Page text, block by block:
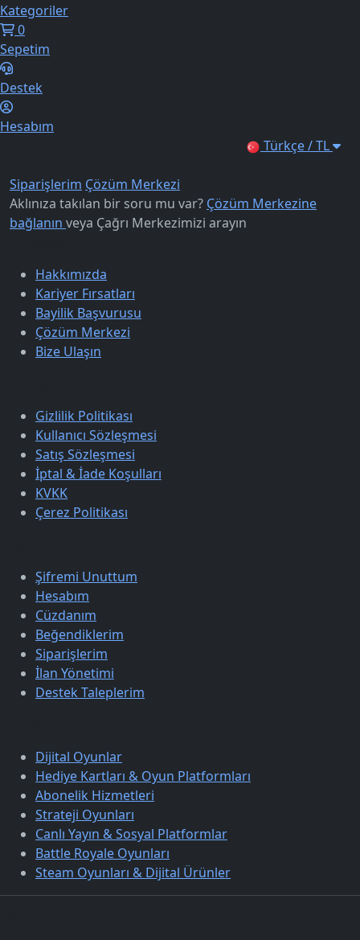
Kategoriler
0
Sepetim
Destek
Hesabım
Türkçe / TL
Siparişlerim Çözüm Merkezi
Aklınıza takılan bir soru mu var? Çözüm Merkezine
bağlanın veya Çağrı Merkezimizi arayın
Hakkımızda
Kariyer Fırsatları
Bayilik Başvurusu
Çözüm Merkezi
Bize Ulaşın
Gizlilik Politikası
Kullanıcı Sözleşmesi
Satış Sözleşmesi
İptal & İade Koşulları
KVKK
Çerez Politikası
Şifremi Unuttum
Hesabım
Cüzdanım
Beğendiklerim
Siparişlerim
İlan Yönetimi
Destek Taleplerim
Dijital Oyunlar
Hediye Kartları & Oyun Platformları
Abonelik Hizmetleri
Strateji Oyunları
Canlı Yayın & Sosyal Platformlar
Battle Royale Oyunları
Steam Oyunları & Dijital Ürünler